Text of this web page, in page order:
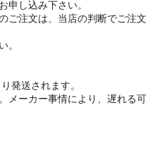
申し込み下さい。
ご注文は、当店の判断でご注文
。
発送されます。
メーカー事情により、遅れる可